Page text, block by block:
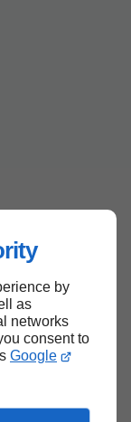
by
as
networks
consent to
Google